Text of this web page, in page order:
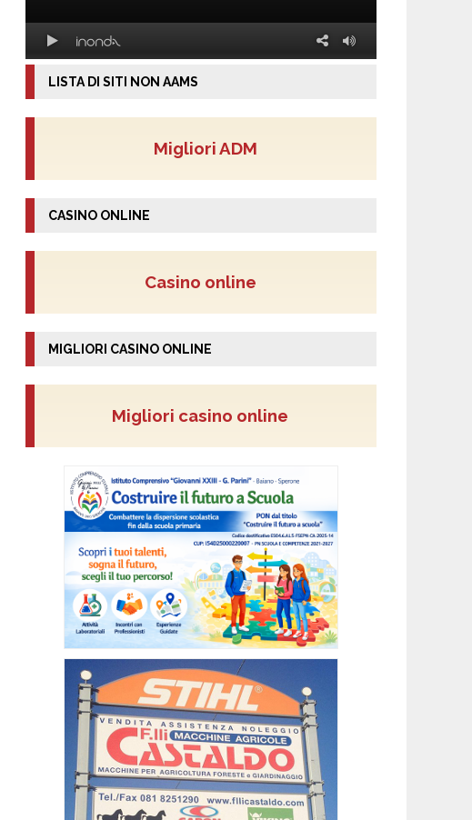
LISTA DI SITI NON AAMS
Migliori ADM
CASINO ONLINE
Casino online
MIGLIORI CASINO ONLINE
Migliori casino online